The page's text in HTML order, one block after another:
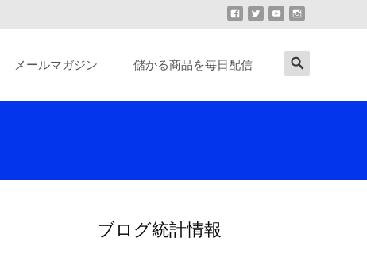
メールマガジン 儲かる商品を毎日配信
Search
ブログ統計情報